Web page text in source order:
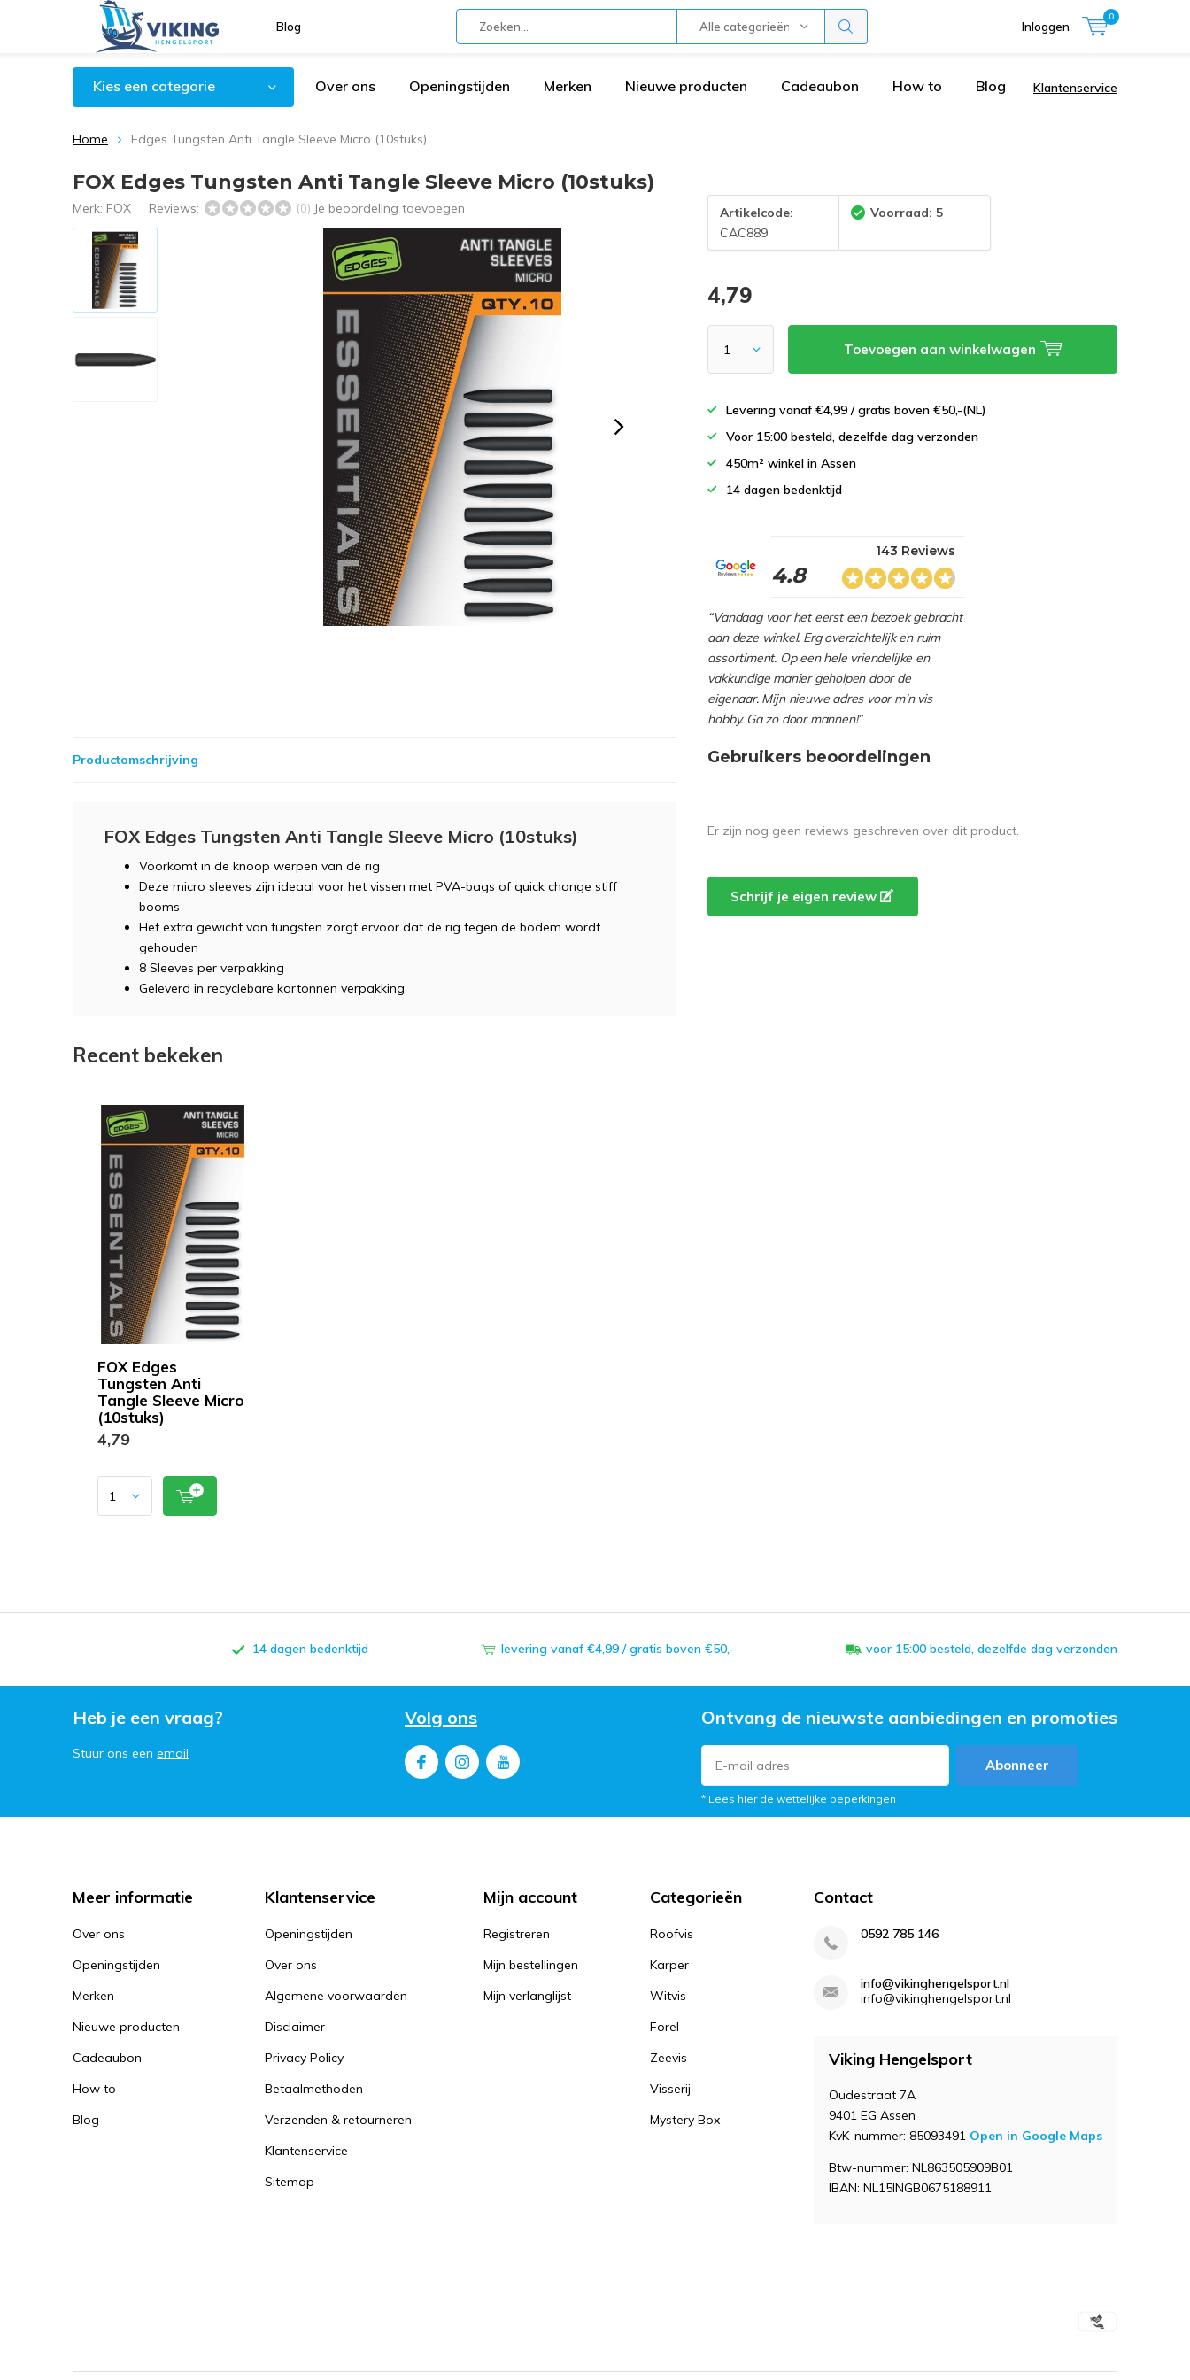
Blog Alle categorieën Inloggen
0
Kies een categorie Over ons Openingstijden Merken Nieuwe producten Cadeaubon How to Blog Klantenservice
Home Edges Tungsten Anti Tangle Sleeve Micro (10stuks)
FOX Edges Tungsten Anti Tangle Sleeve Micro (10stuks)
Merk: FOX Reviews: (0) Je beoordeling toevoegen
Artikelcode:
CAC889
Voorraad: 5
4,79
Toevoegen aan winkelwagen
Levering vanaf €4,99 / gratis boven €50,-(NL)
Voor 15:00 besteld, dezelfde dag verzonden
450m² winkel in Assen
14 dagen bedenktijd
4.8
143 Reviews
“Vandaag voor het eerst een bezoek gebracht
aan deze winkel. Erg overzichtelijk en ruim
assortiment. Op een hele vriendelijke en
vakkundige manier geholpen door de
eigenaar. Mijn nieuwe adres voor m’n vis
hobby. Ga zo door mannen!”
Productomschrijving
FOX Edges Tungsten Anti Tangle Sleeve Micro (10stuks)
Voorkomt in de knoop werpen van de rig
Deze micro sleeves zijn ideaal voor het vissen met PVA-bags of quick change stiff
booms
Het extra gewicht van tungsten zorgt ervoor dat de rig tegen de bodem wordt
gehouden
8 Sleeves per verpakking
Geleverd in recyclebare kartonnen verpakking
Gebruikers beoordelingen
Er zijn nog geen reviews geschreven over dit product.
Schrijf je eigen review
Recent bekeken
FOX Edges
Tungsten Anti
Tangle Sleeve Micro
(10stuks)
4,79
14 dagen bedenktijd levering vanaf €4,99 / gratis boven €50,- voor 15:00 besteld, dezelfde dag verzonden
Heb je een vraag?
Stuur ons een email
Volg ons Ontvang de nieuwste aanbiedingen en promoties
Abonneer
* Lees hier de wettelijke beperkingen
Meer informatie
Over ons
Openingstijden
Merken
Nieuwe producten
Cadeaubon
How to
Blog
Klantenservice
Openingstijden
Over ons
Algemene voorwaarden
Disclaimer
Privacy Policy
Betaalmethoden
Verzenden & retourneren
Klantenservice
Sitemap
Mijn account
Registreren
Mijn bestellingen
Mijn verlanglijst
Categorieën
Roofvis
Karper
Witvis
Forel
Zeevis
Visserij
Mystery Box
Contact
0592 785 146
info@vikinghengelsport.nl
info@vikinghengelsport.nl
Viking Hengelsport
Oudestraat 7A
9401 EG Assen
KvK-nummer: 85093491 Open in Google Maps
Btw-nummer: NL863505909B01
IBAN: NL15INGB0675188911